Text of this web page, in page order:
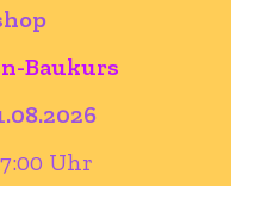
Baukurs
Uhr